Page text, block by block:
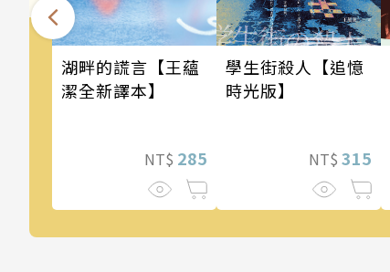
湖畔的謊言【王蘊
潔全新譯本】
NT$ 285
學生街殺人【追憶
時光版】
NT$ 315